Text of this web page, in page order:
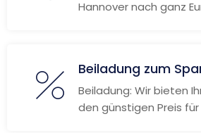
Hannover nach ganz
Beiladung zum
Beiladung: Wir bieten
den günstigen Preis für